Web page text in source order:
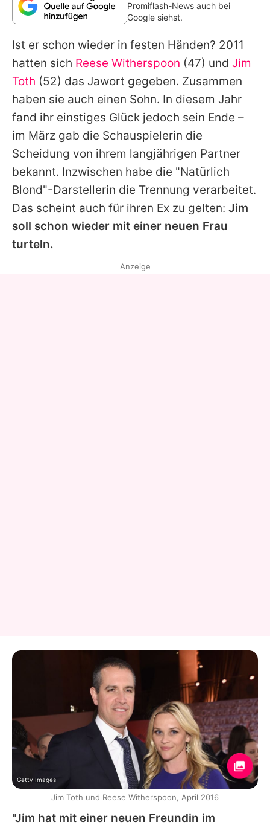
Redaktionelle Richtlinien
Impressum
Datenschutzerklärung
Nutzungsbedingungen
Utiq verwalten
Promiflash-News auch bei
Google siehst.
Ist er schon wieder in festen Händen? 2011
hatten sich Reese Witherspoon (47) und Jim
Toth (52) das Jawort gegeben. Zusammen
haben sie auch einen Sohn. In diesem Jahr
fand ihr einstiges Glück jedoch sein Ende –
im März gab die Schauspielerin die
Scheidung von ihrem langjährigen Partner
bekannt. Inzwischen habe die "Natürlich
Blond"-Darstellerin die Trennung verarbeitet.
Das scheint auch für ihren Ex zu gelten: Jim
soll schon wieder mit einer neuen Frau
turteln.
"Jim hat mit einer neuen Freundin im
Anzeige
Getty Images
Jim Toth und Reese Witherspoon, April 2016